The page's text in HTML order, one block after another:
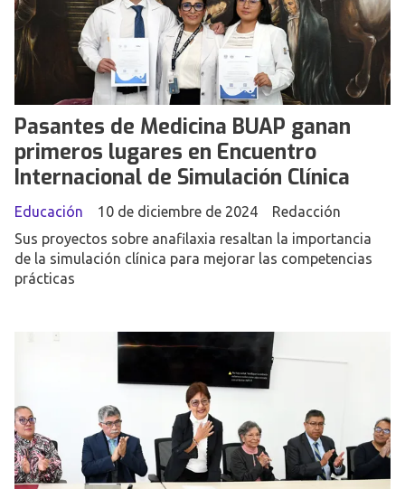
Pasantes de Medicina BUAP ganan
primeros lugares en Encuentro
Internacional de Simulación Clínica
Redacción
Educación
10 de diciembre de 2024
Sus proyectos sobre anafilaxia resaltan la importancia
de la simulación clínica para mejorar las competencias
prácticas